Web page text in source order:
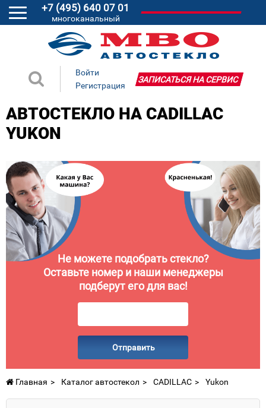
+7 (495) 640 07 01
многоканальный
Войти
Регистрация
ЗАПИСАТЬСЯ НА СЕРВИС
АВТОСТЕКЛО НА CADILLAC
YUKON
Не можете подобрать стекло?
Оставьте номер и наши менеджеры
подберут его для вас!
Отправить
Главная Каталог автостекол CADILLAC Yukon